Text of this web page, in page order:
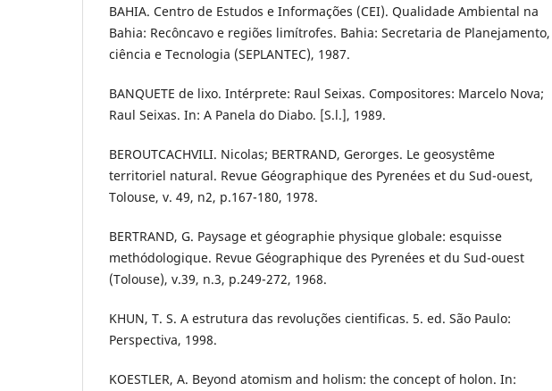
BAHIA. Centro de Estudos e Informações (CEI). Qualidade Ambiental na
Bahia: Recôncavo e regiões limítrofes. Bahia: Secretaria de Planejamento,
ciência e Tecnologia (SEPLANTEC), 1987.
BANQUETE de lixo. Intérprete: Raul Seixas. Compositores: Marcelo Nova;
Raul Seixas. In: A Panela do Diabo. [S.l.], 1989.
BEROUTCACHVILI. Nicolas; BERTRAND, Gerorges. Le geosystême
territoriel natural. Revue Géographique des Pyrenées et du Sud-ouest,
Tolouse, v. 49, n2, p.167-180, 1978.
BERTRAND, G. Paysage et géographie physique globale: esquisse
methódologique. Revue Géographique des Pyrenées et du Sud-ouest
(Tolouse), v.39, n.3, p.249-272, 1968.
KHUN, T. S. A estrutura das revoluções cientificas. 5. ed. São Paulo:
Perspectiva, 1998.
KOESTLER, A. Beyond atomism and holism: the concept of holon. In: